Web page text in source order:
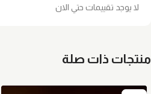
لا يوجد تقييمات حتي الان
منتجات ذات صلة